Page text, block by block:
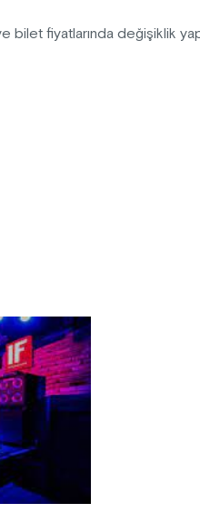
fiyatlarında değişiklik
rahatsız eden/edecek
yapılmamaktadır.